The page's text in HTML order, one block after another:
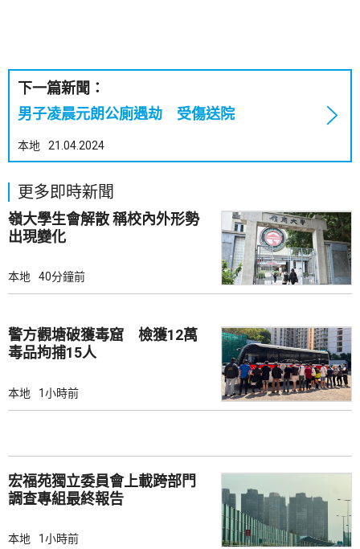
下一篇新聞：
男子凌晨元朗公廁遇劫 受傷送院
本地 21.04.2024
更多即時新聞
嶺大學生會解散 稱校內外形勢
出現變化
本地 40分鐘前
警方觀塘破獲毒窟 檢獲12萬
毒品拘捕15人
本地 1小時前
宏福苑獨立委員會上載跨部門
調查專組最終報告
本地 1小時前